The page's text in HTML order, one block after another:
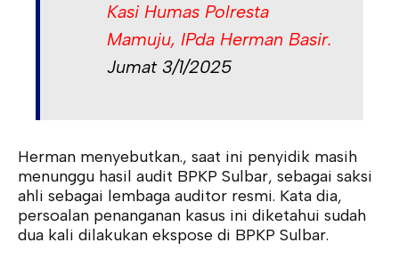
Kasi Humas Polresta
Mamuju, IPda Herman Basir.
Jumat 3/1/2025
Herman menyebutkan., saat ini penyidik masih
menunggu hasil audit BPKP Sulbar, sebagai saksi
ahli sebagai lembaga auditor resmi. Kata dia,
persoalan penanganan kasus ini diketahui sudah
dua kali dilakukan ekspose di BPKP Sulbar.